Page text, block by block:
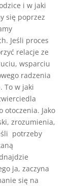
i w jaki
się poprzez
Jeśli proces
relacje ze
wsparciu
radzenia
To w jaki
otoczenia. Jako
zrozumienia,
potrzeby
ja, zaczyna
się na